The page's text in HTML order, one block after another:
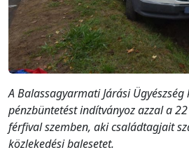
A Balassagyarmati Járási Ügyészség
pénzbüntetést indítványoz azzal a
férfival szemben, aki családtagjait
közlekedési balesetet.